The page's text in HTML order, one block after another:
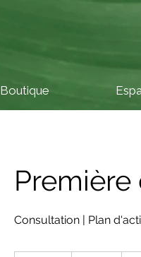
Boutique
Consultation | Plan